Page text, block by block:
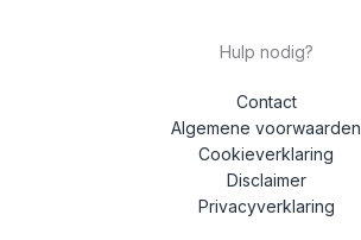
Hulp nodig?
Contact
Algemene voorwaarden
Cookieverklaring
Disclaimer
Privacyverklaring